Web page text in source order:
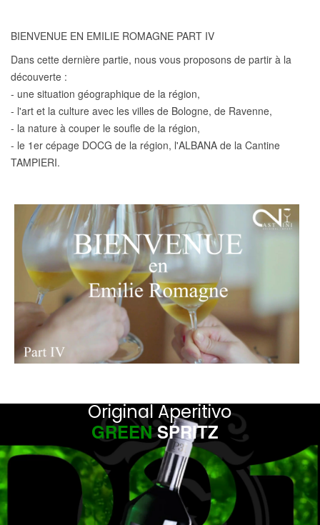
BIENVENUE EN EMILIE ROMAGNE PART IV
Dans cette dernière partie, nous vous proposons de partir à la
découverte :
- une situation géographique de la région,
- l'art et la culture avec les villes de Bologne, de Ravenne,
- la nature à couper le soufle de la région,
- le 1er cépage DOCG de la région, l'ALBANA de la Cantine
TAMPIERI.
Original Aperitivo
GREENSPRITZ